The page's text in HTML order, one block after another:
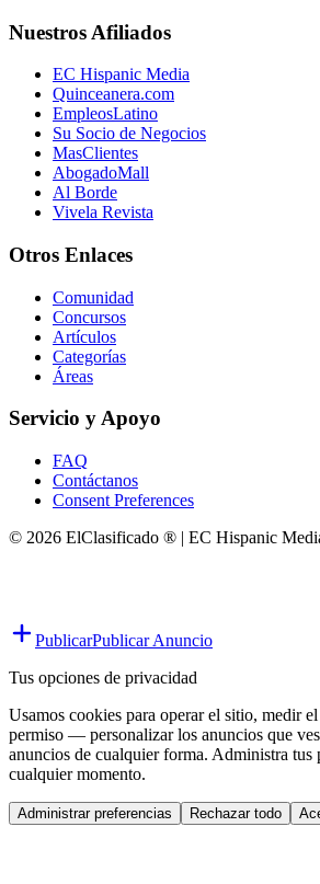
Nuestros Afiliados
EC Hispanic Media
Quinceanera.com
EmpleosLatino
Su Socio de Negocios
MasClientes
AbogadoMall
Al Borde
Vivela Revista
Otros Enlaces
Comunidad
Concursos
Artículos
Categorías
Áreas
Servicio y Apoyo
FAQ
Contáctanos
Consent Preferences
© 2026 ElClasificado ® | EC Hispanic
PublicarPublicar Anuncio
Tus opciones de privacidad
Usamos cookies para operar el sitio, medir
permiso — personalizar los anuncios que
anuncios de cualquier forma. Administra tus
cualquier momento.
Administrar preferencias Rechazar todo